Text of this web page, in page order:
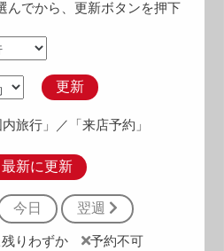
んでから、更新ボタンを押下
更新
内旅行」 ／「来店予約」
最新に更新
今日 翌週
残りわずか 予約不可